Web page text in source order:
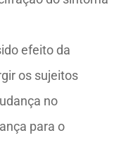
efeito da
os sujeitos
no
para o